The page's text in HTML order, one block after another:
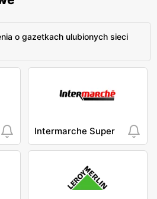
o gazetkach ulubionych sieci
Intermarche Super